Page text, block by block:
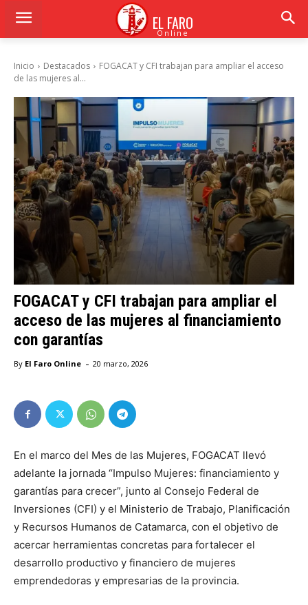
EL FARO
Online
Inicio Destacados
FOGACAT y CFI trabajan para ampliar el acceso
de las mujeres al...
FOGACAT y CFI trabajan para ampliar el
acceso de las mujeres al financiamiento
con garantías
By El Faro Online - 20 marzo, 2026
En el marco del Mes de las Mujeres, FOGACAT llevó
adelante la jornada “Impulso Mujeres: financiamiento y
garantías para crecer”, junto al Consejo Federal de
Inversiones (CFI) y el Ministerio de Trabajo, Planificación
y Recursos Humanos de Catamarca, con el objetivo de
acercar herramientas concretas para fortalecer el
desarrollo productivo y financiero de mujeres
emprendedoras y empresarias de la provincia.